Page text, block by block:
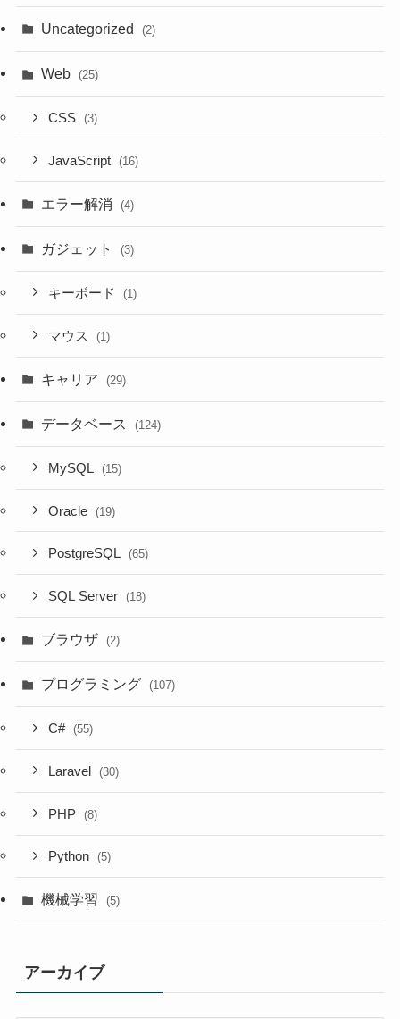
Uncategorized (2)
Web (25)
CSS (3)
JavaScript (16)
エラー解消 (4)
ガジェット (3)
キーボード (1)
マウス (1)
キャリア (29)
データベース (124)
MySQL (15)
Oracle (19)
PostgreSQL (65)
SQL Server (18)
ブラウザ (2)
プログラミング (107)
C# (55)
Laravel (30)
PHP (8)
Python (5)
機械学習 (5)
アーカイブ